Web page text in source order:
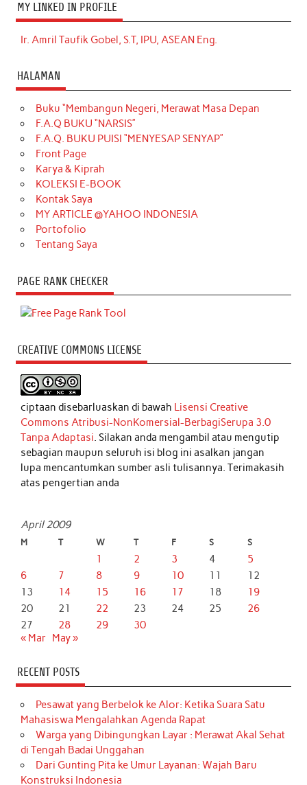
MY LINKED IN PROFILE
Ir. Amril Taufik Gobel, S.T, IPU, ASEAN Eng.
HALAMAN
Buku “Membangun Negeri, Merawat Masa Depan
F.A.Q BUKU “NARSIS”
F.A.Q. BUKU PUISI “MENYESAP SENYAP”
Front Page
Karya & Kiprah
KOLEKSI E-BOOK
Kontak Saya
MY ARTICLE @YAHOO INDONESIA
Portofolio
Tentang Saya
PAGE RANK CHECKER
CREATIVE COMMONS LICENSE
ciptaan disebarluaskan di bawah Lisensi Creative
Commons Atribusi-NonKomersial-BerbagiSerupa 3.0
Tanpa Adaptasi. Silakan anda mengambil atau mengutip
sebagian maupun seluruh isi blog ini asalkan jangan
lupa mencantumkan sumber asli tulisannya. Terimakasih
atas pengertian anda
April 2009
M T W T F S S
1 2 3 4
5
6
7 8 9 10 11
12
13
14 15 16 17 18
19
20
21 22 23 24 25
26
27
28 29
30
« Mar May »
RECENT POSTS
Pesawat yang Berbelok ke Alor: Ketika Suara Satu
Mahasiswa Mengalahkan Agenda Rapat
Warga yang Dibingungkan Layar : Merawat Akal Sehat
di Tengah Badai Unggahan
Dari Gunting Pita ke Umur Layanan: Wajah Baru
Konstruksi Indonesia